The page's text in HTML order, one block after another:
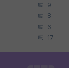
9
8
6
17